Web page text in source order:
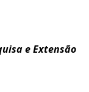
e Extensão